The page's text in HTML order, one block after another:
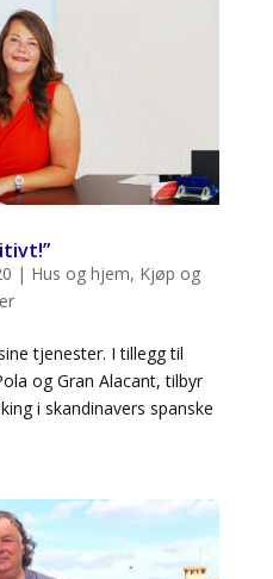
| Hus og hjem, Kjøp og
tjenester. I tillegg til
og Gran Alacant, tilbyr
i skandinavers spanske